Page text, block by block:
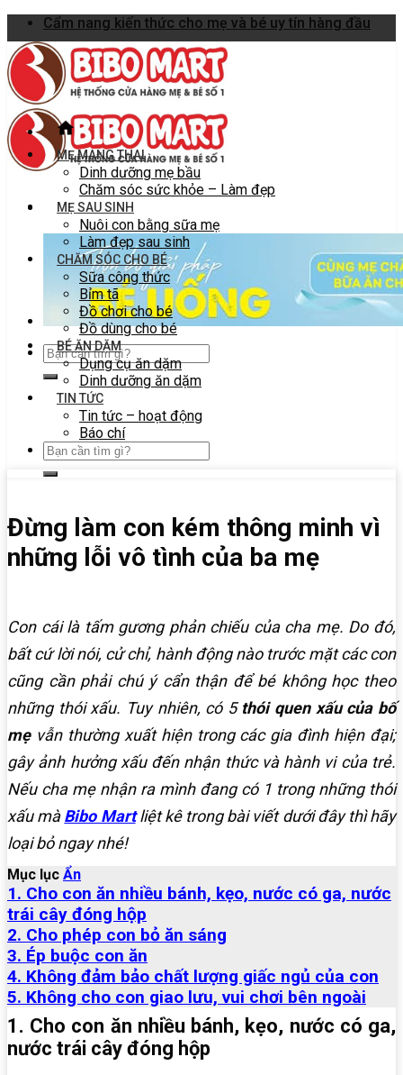
Skip
to
content
Cẩm nang kiến thức cho mẹ và bé uy tín hàng đầu
MẸ MANG THAI
Dinh dưỡng mẹ bầu
Chăm sóc sức khỏe – Làm đẹp
MẸ SAU SINH
Nuôi con bằng sữa mẹ
Làm đẹp sau sinh
CHĂM SÓC CHO BÉ
Sữa công thức
Bỉm tã
Đồ chơi cho bé
Đồ dùng cho bé
BÉ ĂN DẶM
Dụng cụ ăn dặm
Dinh dưỡng ăn dặm
TIN TỨC
Tin tức – hoạt động
Báo chí
Đừng làm con kém thông minh vì
những lỗi vô tình của ba mẹ
Con cái là tấm gương phản chiếu của cha mẹ. Do đó,
bất cứ lời nói, cử chỉ, hành động nào trước mặt các con
cũng cần phải chú ý cẩn thận để bé không học theo
những thói xấu. Tuy nhiên, có 5thói quen xấu của bố
mẹvẫn thường xuất hiện trong các gia đình hiện đại;
gây ảnh hưởng xấu đến nhận thức và hành vi của trẻ.
Nếu cha mẹ nhận ra mình đang có 1 trong những thói
xấu màBibo Martliệt kê trong bài viết dưới đây thì hãy
loại bỏ ngay nhé!
Mục lục Ẩn
1. Cho con ăn nhiều bánh, kẹo, nước có ga, nước
trái cây đóng hộp
2. Cho phép con bỏ ăn sáng
3. Ép buộc con ăn
4. Không đảm bảo chất lượng giấc ngủ của con
5. Không cho con giao lưu, vui chơi bên ngoài
1. Cho con ăn nhiều bánh, kẹo, nước có ga,
nước trái cây đóng hộp